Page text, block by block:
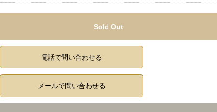
Sold Out
電話で問い合わせる
メールで問い合わせる